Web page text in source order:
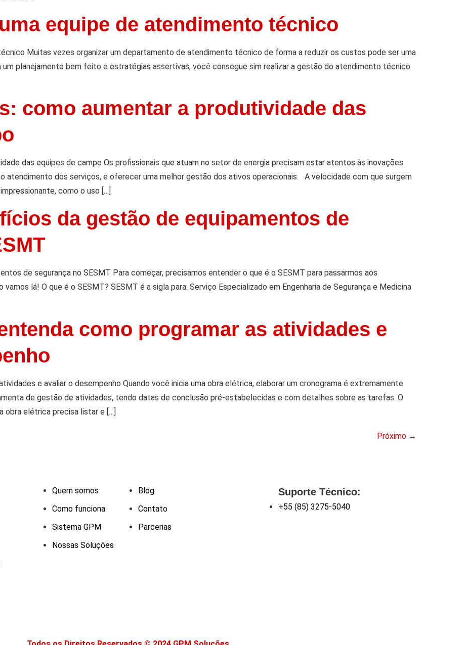
equipe de atendimento técnico
Muitas vezes organizar um departamento de atendimento técnico de forma a reduzir os custos pode ser uma
planejamento bem feito e estratégias assertivas, você consegue sim realizar a gestão do atendimento técnico
como aumentar a produtividade das
das equipes de campo Os profissionais que atuam no setor de energia precisam estar atentos às inovações
atendimento dos serviços, e oferecer uma melhor gestão dos ativos operacionais. A velocidade com que surgem
como o uso […]
da gestão de equipamentos de
de segurança no SESMT Para começar, precisamos entender o que é o SESMT para passarmos aos
lá! O que é o SESMT? SESMT é a sigla para: Serviço Especializado em Engenharia de Segurança e Medicina
como programar as atividades e
e avaliar o desempenho Quando você inicia uma obra elétrica, elaborar um cronograma é extremamente
de gestão de atividades, tendo datas de conclusão pré-estabelecidas e com detalhes sobre as tarefas. O
obra elétrica precisa listar e […]
Próximo →
Quem somos
Como funciona
Sistema GPM
Nossas Soluções
Blog
Contato
Parcerias
Suporte Técnico:
+55 (85) 3275-5040